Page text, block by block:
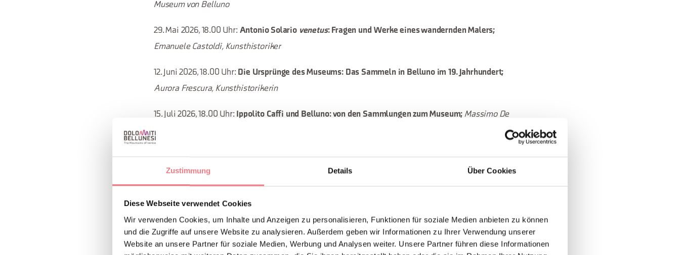
Zustimmung Details Über Cookies
Diese Webseite verwendet Cookies
Wir verwenden Cookies, um Inhalte und Anzeigen zu personalisieren, Funktionen für soziale Medien anbieten zu können
und die Zugriffe auf unsere Website zu analysieren. Außerdem geben wir Informationen zu Ihrer Verwendung unserer
Website an unsere Partner für soziale Medien, Werbung und Analysen weiter. Unsere Partner führen diese Informationen
Museum von Belluno
29. Mai 2026, 18.00 Uhr: Antonio Solario venetus: Fragen und Werke eines wandernden Malers;
Emanuele Castoldi, Kunsthistoriker
12. Juni 2026, 18.00 Uhr: Die Ursprünge des Museums: Das Sammeln in Belluno im 19. Jahrhundert;
Aurora Frescura, Kunsthistorikerin
15. Juli 2026, 18.00 Uhr: Ippolito Caffi und Belluno: von den Sammlungen zum Museum;Massimo De
Grassi, Universität Triest
11. September, 18.00 Uhr:Das Museum von Belluno und die Gallerien der Accademia in Venedig;Silvia
Salvini, Gallerien der Accademia in Venedig
18. September, 18.00 Uhr:Das Museum von Belluno und der Schutz des kulturellen Erbes der Region;
Marta Mazza, Aufsichtsbehörde für Archäologie, schöne Künste und Landschaft für die Provinzen
Padua, Treviso und Belluno